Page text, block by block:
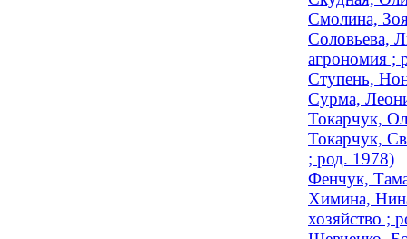
Смолина,
Соловьева,
агрономия ;
Ступень,
Сурма,
Токарчук,
Токарчук,
; род. 1978)
Фенчук,
Химина,
хозяйство ;